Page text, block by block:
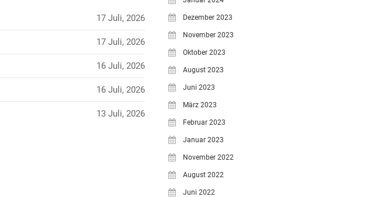
17 Juli, 2026
17 Juli, 2026
16 Juli, 2026
16 Juli, 2026
13 Juli, 2026
Dezember 2023
November 2023
Oktober 2023
August 2023
Juni 2023
März 2023
Februar 2023
Januar 2023
November 2022
August 2022
Juni 2022